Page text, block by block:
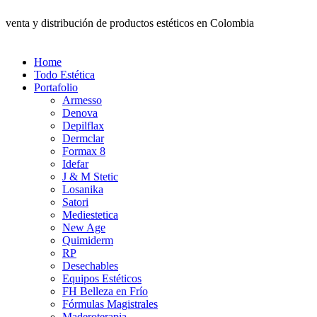
venta y distribución de productos estéticos en Colombia
Home
Todo Estética
Portafolio
Armesso
Denova
Depilflax
Dermclar
Formax 8
Idefar
J & M Stetic
Losanika
Satori
Mediestetica
New Age
Quimiderm
RP
Desechables
Equipos Estéticos
FH Belleza en Frío
Fórmulas Magistrales